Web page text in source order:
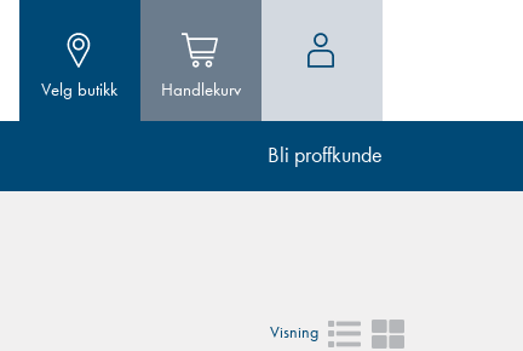
Velg butikk Handlekurv
Bli proffkunde
Visning